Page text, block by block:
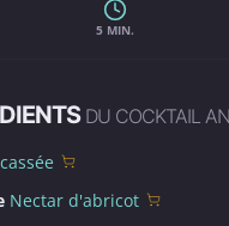
5 MIN.
DU COCKTAIL
Nectar d'abricot